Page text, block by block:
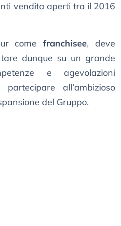
vendita aperti tra il 2016
comefranchisee, deve
dunque su un grande
e agevolazioni
all’ambizioso
del Gruppo.